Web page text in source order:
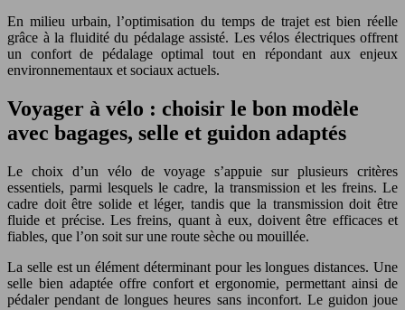
En milieu urbain, l’optimisation du temps de trajet est bien réelle
grâce à la fluidité du pédalage assisté. Les vélos électriques offrent
un confort de pédalage optimal tout en répondant aux enjeux
environnementaux et sociaux actuels.
Voyager à vélo : choisir le bon modèle
avec bagages, selle et guidon adaptés
Le choix d’un vélo de voyage s’appuie sur plusieurs critères
essentiels, parmi lesquels le cadre, la transmission et les freins. Le
cadre doit être solide et léger, tandis que la transmission doit être
fluide et précise. Les freins, quant à eux, doivent être efficaces et
fiables, que l’on soit sur une route sèche ou mouillée.
La selle est un élément déterminant pour les longues distances. Une
selle bien adaptée offre confort et ergonomie, permettant ainsi de
pédaler pendant de longues heures sans inconfort. Le guidon joue